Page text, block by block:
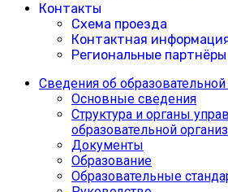
Контакты
Схема проезда
Контактная
Региональные партнёры
Сведения об
Основные сведения
Структура и органы
образовательной
Документы
Образование
Образовательные